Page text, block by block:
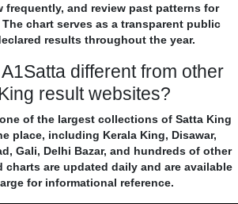
frequently, and review past patterns for
chart serves as a transparent public
results throughout the year.
different from other
result websites?
of the largest collections of Satta King
place, including Kerala King, Disawar,
Gali, Delhi Bazar, and hundreds of other
charts are updated daily and are available
for informational reference.